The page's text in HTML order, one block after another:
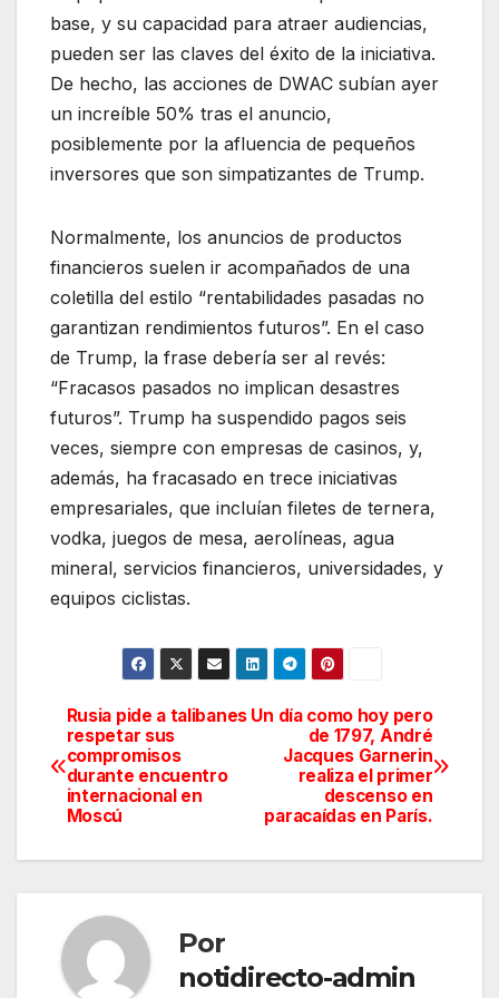
base, y su capacidad para atraer audiencias,
pueden ser las claves del éxito de la iniciativa.
De hecho, las acciones de DWAC subían ayer
un increíble 50% tras el anuncio,
posiblemente por la afluencia de pequeños
inversores que son simpatizantes de Trump.
Normalmente, los anuncios de productos
financieros suelen ir acompañados de una
coletilla del estilo “rentabilidades pasadas no
garantizan rendimientos futuros”. En el caso
de Trump, la frase debería ser al revés:
“Fracasos pasados no implican desastres
futuros”. Trump ha suspendido pagos seis
veces, siempre con empresas de casinos, y,
además, ha fracasado en trece iniciativas
empresariales, que incluían filetes de ternera,
vodka, juegos de mesa, aerolíneas, agua
mineral, servicios financieros, universidades, y
equipos ciclistas.
Navegación
de
entradas
Un día como hoy pero
de 1797, André
Jacques Garnerin
realiza el primer
descenso en
paracaídas en París.
Rusia pide a talibanes
respetar sus
compromisos
durante encuentro
internacional en
Moscú
Por
notidirecto-admin